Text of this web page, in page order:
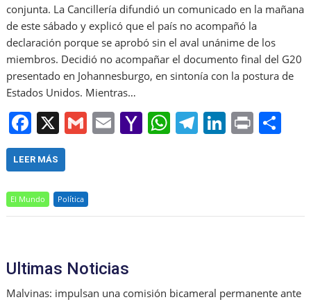
conjunta. La Cancillería difundió un comunicado en la mañana
de este sábado y explicó que el país no acompañó la
declaración porque se aprobó sin el aval unánime de los
miembros. Decidió no acompañar el documento final del G20
presentado en Johannesburgo, en sintonía con la postura de
Estados Unidos. Mientras…
F
a
c
e
b
k
X G
l
E Y
o
W
A
T
a
Li
dI
Pr
LEER MÁS
El Mundo Política
Ultimas Noticias
Malvinas: impulsan una comisión bicameral permanente ante